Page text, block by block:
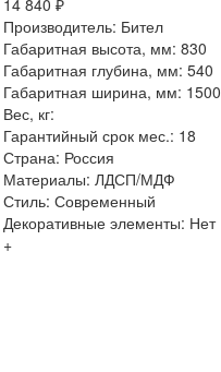
14 840 ₽
Производитель: Бител
Габаритная высота, мм: 830
Габаритная глубина, мм: 540
Габаритная ширина, мм: 1500
Вес, кг:
Гарантийный срок мес.: 18
Страна: Россия
Материалы: ЛДСП/МДФ
Стиль: Современный
Декоративные элементы: Нет
+